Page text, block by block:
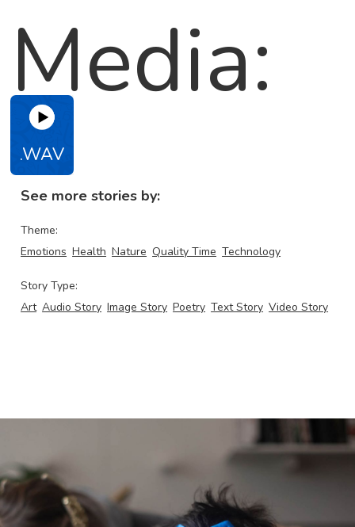
Media:
.WAV
See more stories by:
Theme:
Emotions Health Nature Quality Time Technology
Story Type:
Art Audio Story Image Story Poetry Text Story Video Story